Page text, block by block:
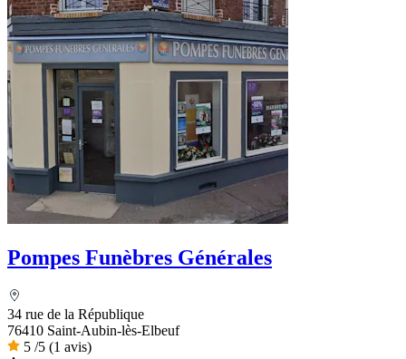
Pompes Funèbres Générales
34 rue de la République
76410 Saint-Aubin-lès-Elbeuf
5 /5 (1 avis)